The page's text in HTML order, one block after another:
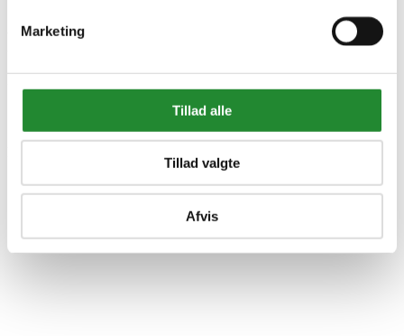
Marketing
Tillad alle
Tillad valgte
Afvis
Palram - Canopia Aquila 1500
røgfarvet grå dørbaldakin -